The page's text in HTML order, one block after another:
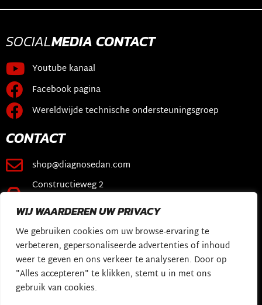
WIJ WAARDEREN UW PRIVACY
We gebruiken cookies om uw browse-ervaring te
verbeteren, gepersonaliseerde advertenties of inhoud
weer te geven en ons verkeer te analyseren. Door op
"Alles accepteren" te klikken, stemt u in met ons
gebruik van cookies.
SOCIALMEDIA CONTACT
Youtube kanaal
Facebook pagina
Wereldwijde technische ondersteuningsgroep
CONTACT
shop@diagnosedan.com
Constructieweg 2
KOPPELINGEN
Webwinkel
Diagnose Dan Software
Mijn verhaal